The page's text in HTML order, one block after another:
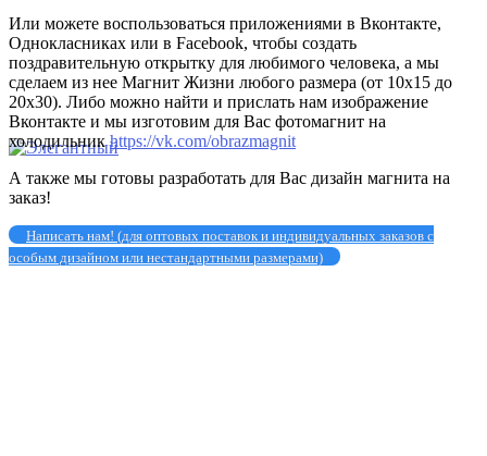
Или можете воспользоваться приложениями в Вконтакте,
Однокласниках или в Facebook, чтобы создать
поздравительную открытку для любимого человека, а мы
сделаем из нее Магнит Жизни любого размера (от 10х15 до
20х30). Либо можно найти и прислать нам изображение
Вконтакте и мы изготовим для Вас фотомагнит на
холодильникhttps://vk.com/obrazmagnit
А также мы готовы разработать для Вас дизайн магнита на
заказ!
Написать нам! (для оптовых поставок и индивидуальных заказов с
особым дизайном или нестандартными размерами)